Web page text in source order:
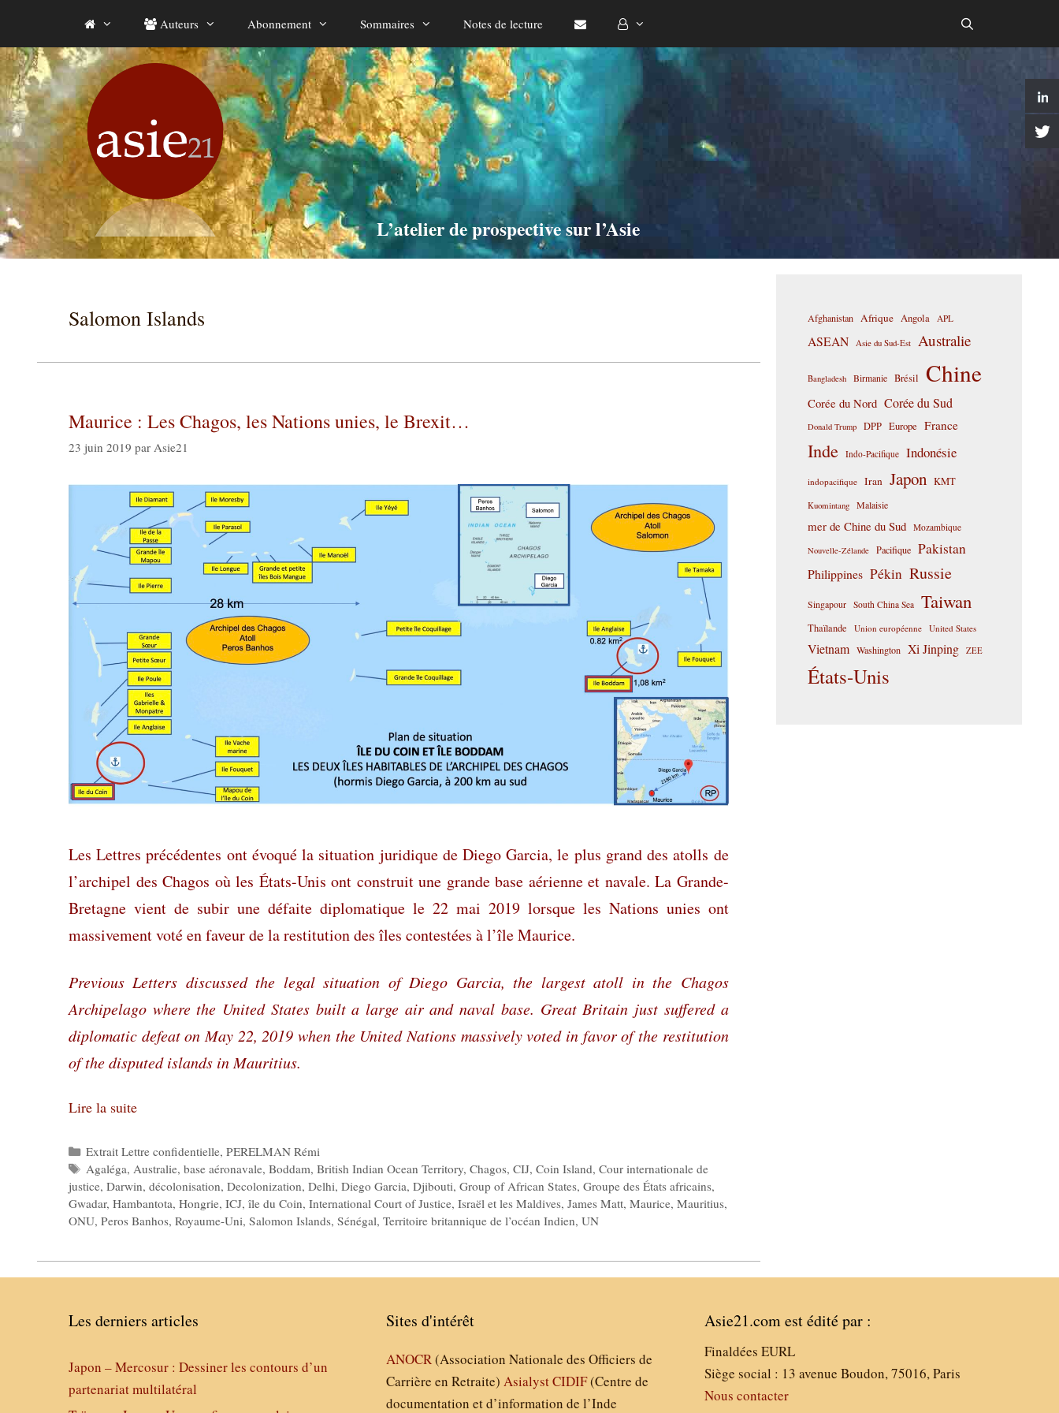
contenu
Auteurs Abonnement Sommaires Notes de lecture
L’atelier de prospective sur l’Asie
Salomon Islands
Maurice : Les Chagos, les Nations unies, le Brexit…
23 juin 2019 par Asie21
Les Lettres précédentes ont évoqué la situation juridique de Diego Garcia, le plus grand des atolls de
l’archipel des Chagos où les États-Unis ont construit une grande base aérienne et navale. La Grande-
Bretagne vient de subir une défaite diplomatique le 22 mai 2019 lorsque les Nations unies ont
massivement voté en faveur de la restitution des îles contestées à l’île Maurice.
Previous Letters discussed the legal situation of Diego Garcia, the largest atoll in the Chagos
Archipelago where the United States built a large air and naval base. Great Britain just suffered a
diplomatic defeat on May 22, 2019 when the United Nations massively voted in favor of the restitution
of the disputed islands in Mauritius.
Lire la suite
Catégories
Extrait Lettre confidentielle,PERELMAN Rémi
Étiquettes
Agaléga,Australie,base aéronavale,Boddam,British Indian Ocean Territory,Chagos,CIJ,Coin Island,Cour internationale de
justice, Darwin, décolonisation, Decolonization, Delhi, Diego Garcia, Djibouti, Group of African States, Groupe des États africains,
Gwadar, Hambantota, Hongrie, ICJ, île du Coin, International Court of Justice, Israël et les Maldives, James Matt, Maurice, Mauritius,
ONU, Peros Banhos, Royaume-Uni, Salomon Islands, Sénégal, Territoire britannique de l’océan Indien, UN
Afghanistan Afrique Angola APL
ASEAN Asie du Sud-Est Australie
Bangladesh Birmanie Brésil Chine
Corée du Nord Corée du Sud
Donald Trump DPP Europe France
Inde Indo-Pacifique Indonésie
indopacifique Iran Japon KMT
Kuomintang Malaisie
mer de Chine du Sud Mozambique
Nouvelle-Zélande Pacifique Pakistan
Philippines Pékin Russie
Singapour South China Sea Taiwan
Thaïlande Union européenne United States
Vietnam Washington Xi Jinping ZEE
États-Unis
Les derniers articles
Japon – Mercosur : Dessiner les contours d’un
partenariat multilatéral
Sites d'intérêt
ANOCR(Association Nationale des Officiers de
Carrière en Retraite)AsialystCIDIF(Centre de
documentation et d’information de l’Inde
Asie21.com est édité par :
Finaldées EURL
Siège social : 13 avenue Boudon, 75016, Paris
Nous contacter